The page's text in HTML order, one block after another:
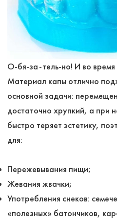
О-бя-за-тель-но! И во время
Материал капы отлично
основной задачи:
достаточно хрупкий, а при
быстро теряет эстетику,
для:
Пережевывания пищи;
Жевания жвачки;
Употребления снеков:
«полезных» батончиков,